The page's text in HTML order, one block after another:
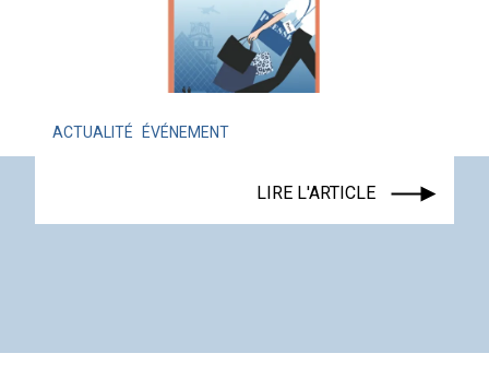
ACTUALITÉ ÉVÉNEMENT
LIRE L'ARTICLE